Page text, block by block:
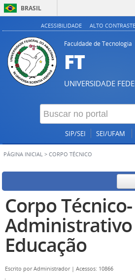
BRASIL
ACESSIBILIDADE ALTO CONTRASTE
Faculdade de Tecnologia
FT
UNIVERSIDADE
SIP/SEI SEI/UFAM
PÁGINA INICIAL > CORPO TÉCNICO
Corpo Técnico-
Educação
Escrito porAdministrador | Acessos: 10866